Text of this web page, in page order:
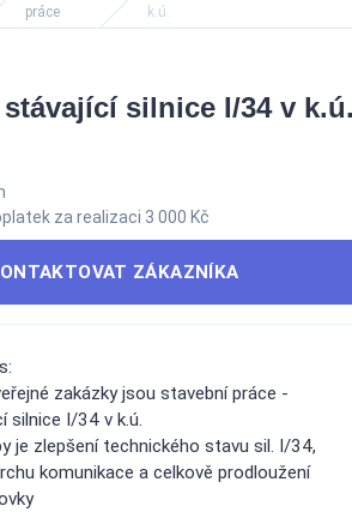
práce
k.ú.
stávající silnice I/34 v
za realizaci 3 000 Kč
ZÁKAZNÍKA
zakázky jsou stavební práce -
silnice I/34 v k.ú.
je zlepšení technického stavu sil. I/34,
komunikace a celkově prodloužení